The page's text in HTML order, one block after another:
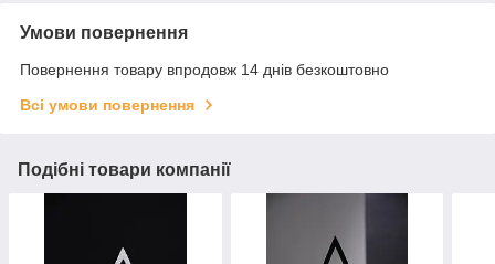
Умови повернення
Повернення товару впродовж 14 днів безкоштовно
Всі умови повернення
Подібні товари компанії